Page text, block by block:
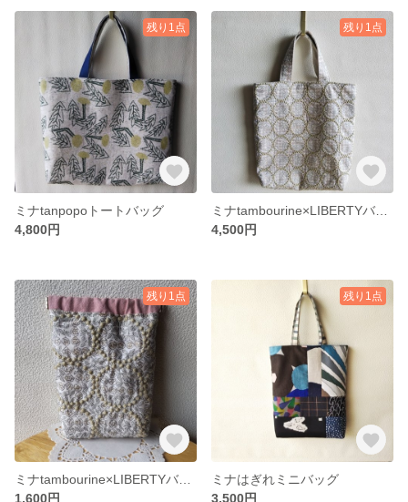
残り1点
ミナtanpopoトートバッグ
4,800円
残り1点
ミナtambourine×LIBERTYバッグ
4,500円
残り1点
ミナtambourine×LIBERTYバネ口金ポーチ
1,600円
残り1点
ミナはぎれミニバッグ
3,500円